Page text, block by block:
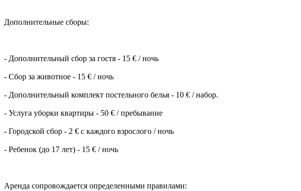
Дополнительные сборы:
- Дополнительный сбор за гостя - 15 € / ночь
- Сбор за животное - 15 € / ночь
- Дополнительный комплект постельного белья - 10 € / набор.
- Услуга уборки квартиры - 50 € / пребывание
- Городской сбор - 2 € с каждого взрослого / ночь
- Ребенок (до 17 лет) - 15 € / ночь
Аренда сопровождается определенными правилами: